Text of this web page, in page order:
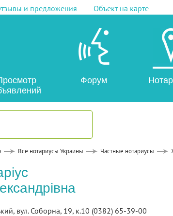
и предложения Объект на карте
Форум
Все нотариусы Украины Частные нотариусы
вул. Соборна, 19, к.10 (0382) 65-39-00